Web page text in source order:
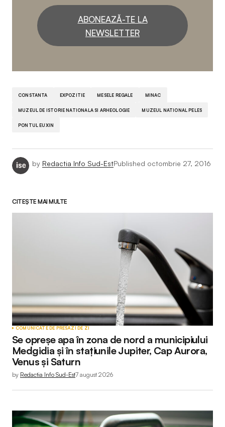
ABONEAZĂ-TE LA
NEWSLETTER
CONSTANTA EXPOZITIE MESELE REGALE MINAC
MUZEUL DE ISTORIE NATIONALA SI ARHEOLOGIE MUZEUL NATIONAL PELES
PONTUL EUXIN
by Redactia Info Sud-EstPublished octombrie 27, 2016
CITEȘTE MAI MULTE
COMUNICATE DE PRESĂZI DE ZI
Se opreșe apa în zona de nord a municipiului
Medgidia și în stațiunile Jupiter, Cap Aurora,
Venus și Saturn
by Redactia Info Sud-Est7 august 2026